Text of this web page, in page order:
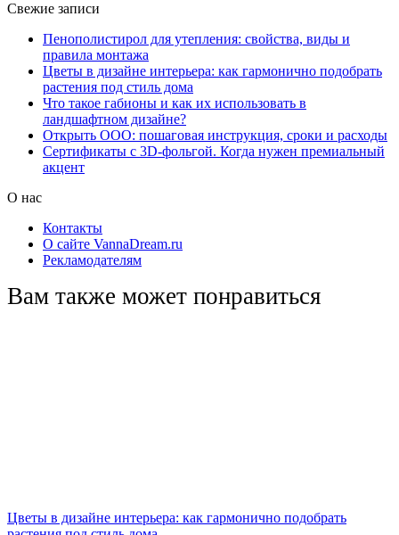
Свежие записи
Пенополистирол для утепления: свойства, виды и
правила монтажа
Цветы в дизайне интерьера: как гармонично подобрать
растения под стиль дома
Что такое габионы и как их использовать в
ландшафтном дизайне?
Открыть ООО: пошаговая инструкция, сроки и расходы
Сертификаты с 3D-фольгой. Когда нужен премиальный
акцент
О нас
Контакты
О сайте VannaDream.ru
Рекламодателям
Вам также может понравиться
Цветы в дизайне интерьера: как гармонично подобрать